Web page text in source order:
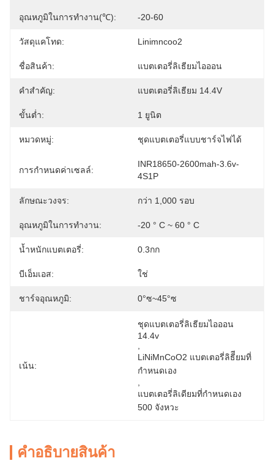
อุณหภูมิในการทำงาน(℃): -20-60
วัสดุแคโทด: Linimncoo2
ชื่อสินค้า: แบตเตอรี่ลิเธียมไอออน
คำสำคัญ: แบตเตอรี่ลิเธียม 14.4V
ขั้นต่ำ: 1 ยูนิต
หมวดหมู่: ชุดแบตเตอรี่แบบชาร์จไฟได้
การกำหนดค่าเซลล์:
INR18650-2600mah-3.6v-
4S1P
ลักษณะวงจร: กว่า 1,000 รอบ
อุณหภูมิในการทำงาน: -20 ° C ~ 60 ° C
น้ำหนักแบตเตอรี่: 0.3กก
บีเอ็มเอส: ใช่
ชาร์จอุณหภูมิ: 0°ซ~45°ซ
เน้น:
ชุดแบตเตอรี่ลิเธียมไอออน
14.4v
LiNiMnCoO2 แบตเตอรี่ลิธีียมที่
กําหนดเอง
แบตเตอรี่ลิเดียมที่กําหนดเอง
500 จังหวะ
คําอธิบายสินค้า